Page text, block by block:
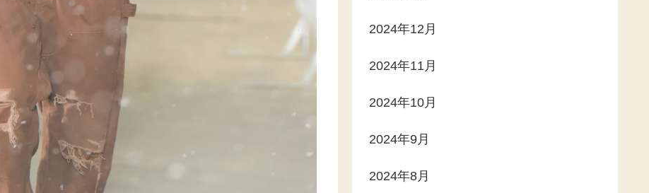
2024年12月
2024年11月
2024年10月
2024年9月
2024年8月